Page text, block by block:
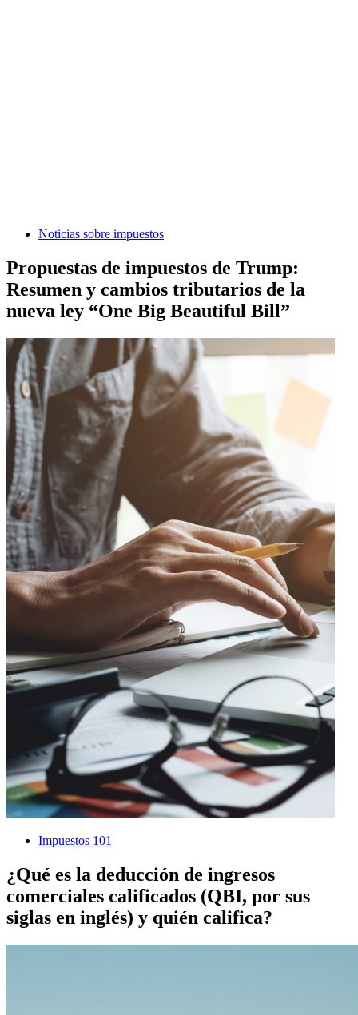
Noticias sobre impuestos
Propuestas de impuestos de Trump:
Resumen y cambios tributarios de la
nueva ley “One Big Beautiful Bill”
Impuestos 101
¿Qué es la deducción de ingresos
comerciales calificados (QBI, por sus
siglas en inglés) y quién califica?